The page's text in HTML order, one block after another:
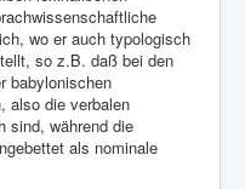
wo er auch typologisch
so z.B. daß bei den
babylonischen
also die verbalen
sind, während die
als nominale